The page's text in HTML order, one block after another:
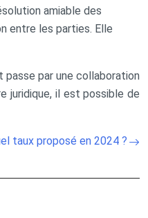
amiable des
entre les parties. Elle
par une collaboration
juridique, il est possible de
taux proposé en 2024 ?